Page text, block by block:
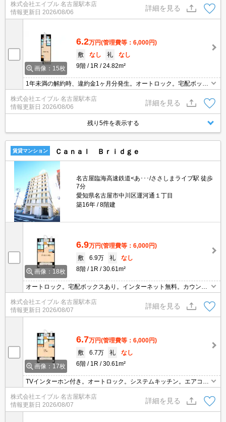
株式会社エイブル 名古屋駅本店
情報更新日 2026/08/06
詳細を見る
画像：15枚
6.2万円(管理費等：6,000円)
敷
なし 礼
なし
9階
1R 24.82m²
1年未満の解約時、違約金1ヶ月分発生。オートロック。宅配ボック
スあり。角部屋。
株式会社エイブル 名古屋駅本店
情報更新日 2026/08/06
詳細を見る
残り5件を表示する
賃貸マンション Ｃａｎａｌ Ｂｒｉｄｇｅ
名古屋臨海高速鉄道<あ･･･/ささしまライブ駅 徒歩
7分
愛知県名古屋市中川区運河通１丁目
築16年
8階建
画像：18枚
6.9万円(管理費等：6,000円)
敷
6.9万 礼
なし
8階
1R 30.61m²
オートロック。宅配ボックスあり。インターネット無料。カウンタ
ー式システムキッチン。画像の家具はCGであり付いていません。
株式会社エイブル 名古屋駅本店
情報更新日 2026/08/07
詳細を見る
画像：17枚
6.7万円(管理費等：6,000円)
敷
6.7万 礼
なし
6階
1R 30.61m²
TVインターホン付き。オートロック。システムキッチン。エアコン
付き。
株式会社エイブル 名古屋駅本店
情報更新日 2026/08/07
詳細を見る